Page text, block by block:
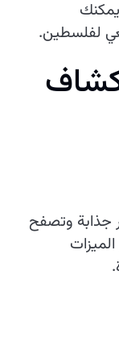
لفلسطين.
جذابة وتصفح